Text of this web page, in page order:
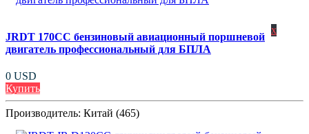
JRDT 170CC бензиновый авиационный поршневой
двигатель профессиональный для БПЛА
0 USD
Купить
x
Производитель: Китай (465)